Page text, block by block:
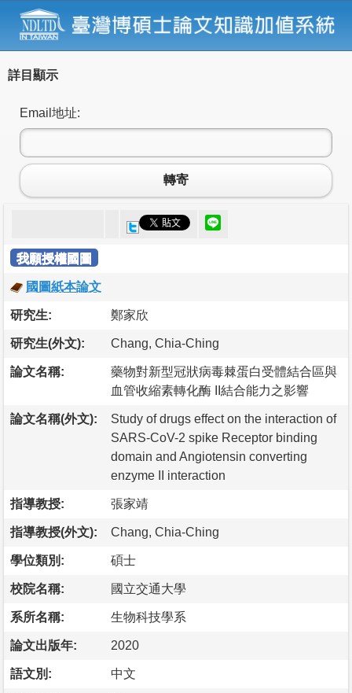
詳目顯示
Email地址:
轉寄
我願授權國圖
國圖紙本論文
研究生: 鄭家欣
研究生(外文): Chang, Chia-Ching
論文名稱:
藥物對新型冠狀病毒棘蛋白受體結合區與
血管收縮素轉化酶 II結合能力之影響
論文名稱(外文):
Study of drugs effect on the interaction of
SARS-CoV-2 spike Receptor binding
domain and Angiotensin converting
enzyme II interaction
指導教授: 張家靖
指導教授(外文): Chang, Chia-Ching
學位類別: 碩士
校院名稱: 國立交通大學
系所名稱: 生物科技學系
論文出版年: 2020
語文別: 中文